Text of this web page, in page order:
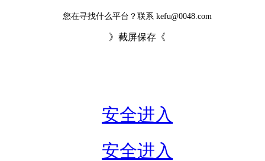
您在寻找什么平台？联系 kefu@0048.com
》截屏保存《
安全进入
安全进入